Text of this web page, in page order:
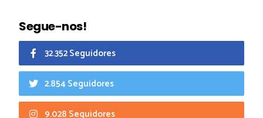
Segue-nos!
32.352 Seguidores
2.854 Seguidores
9.028 Seguidores